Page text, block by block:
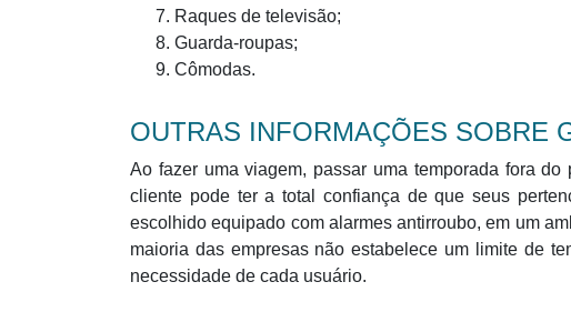
Raques de televisão;
Guarda-roupas;
Cômodas.
OUTRAS INFORMAÇÕES SOBRE
Ao fazer uma viagem, passar uma temporada fora
cliente pode ter a total confiança de que seus
escolhido equipado com alarmes antirroubo, em um
maioria das empresas não estabelece um limite de
necessidade de cada usuário.